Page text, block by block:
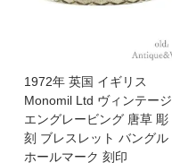
1972年 英国 イギリス
Monomil Ltd ヴィンテージ
エングレービング 唐草 彫
刻 ブレスレット バングル
ホールマーク 刻印